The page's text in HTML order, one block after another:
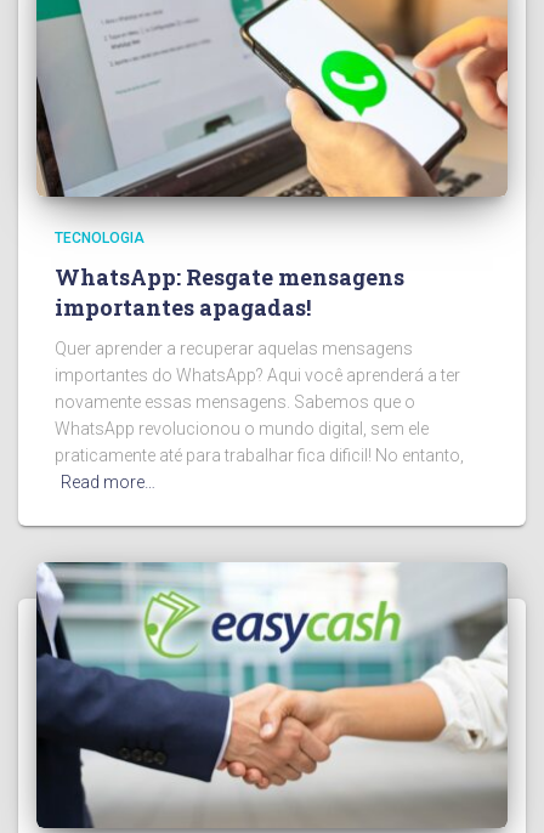
TECNOLOGIA
WhatsApp: Resgate mensagens
importantes apagadas!
Quer aprender a recuperar aquelas mensagens
importantes do WhatsApp? Aqui você aprenderá a ter
novamente essas mensagens. Sabemos que o
WhatsApp revolucionou o mundo digital, sem ele
praticamente até para trabalhar fica dificil! No entanto,
Read more…